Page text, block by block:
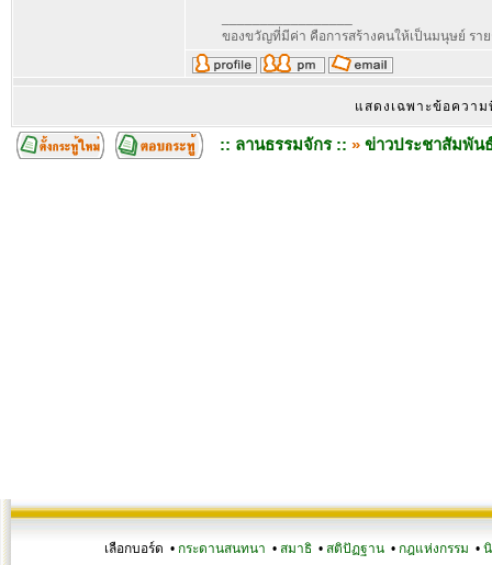
ของขวัญที่มีค่า คือการสร้างคนให้เป็นมนุษย์ รา
แสดงเฉพาะข้อควา
:: ลานธรรมจักร :: » ข่าวประชาสัมพัน
เลือกบอร์ด • กระดานสนทนา • สมาธิ • สติปัฏฐาน • กฎแห่งกรรม •